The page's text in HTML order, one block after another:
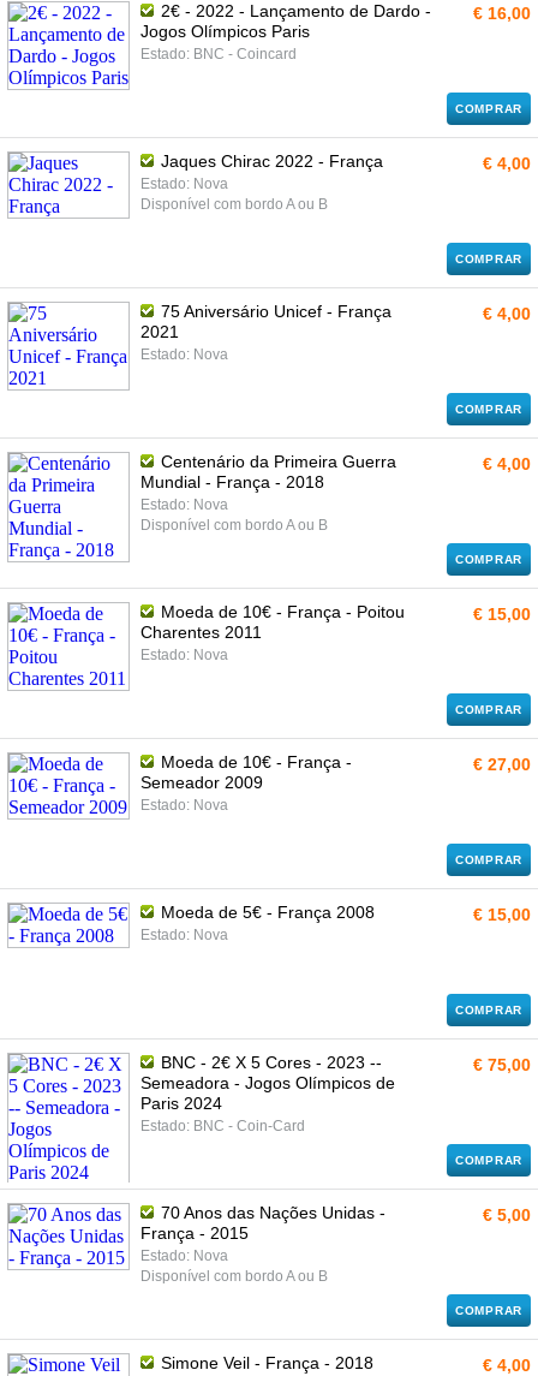
2€ - 2022 - Lançamento de Dardo -
Jogos Olímpicos Paris
Estado: BNC - Coincard
€ 16,00
COMPRAR
Jaques Chirac 2022 - França
Estado: Nova
Disponível com bordo A ou B
€ 4,00
COMPRAR
75 Aniversário Unicef - França
2021
Estado: Nova
€ 4,00
COMPRAR
Centenário da Primeira Guerra
Mundial - França - 2018
Estado: Nova
Disponível com bordo A ou B
€ 4,00
COMPRAR
Moeda de 10€ - França - Poitou
Charentes 2011
Estado: Nova
€ 15,00
COMPRAR
Moeda de 10€ - França -
Semeador 2009
Estado: Nova
€ 27,00
COMPRAR
Moeda de 5€ - França 2008
Estado: Nova
€ 15,00
COMPRAR
BNC - 2€ X 5 Cores - 2023 --
Semeadora - Jogos Olímpicos de
Paris 2024
Estado: BNC - Coin-Card
€ 75,00
COMPRAR
70 Anos das Nações Unidas -
França - 2015
Estado: Nova
Disponível com bordo A ou B
€ 5,00
COMPRAR
Simone Veil - França - 2018 € 4,00